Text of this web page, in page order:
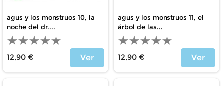
agus y los monstruos 10, la
noche del dr....
12,90 €
Ver
agus y los monstruos 11, el
árbol de las...
12,90 €
Ver